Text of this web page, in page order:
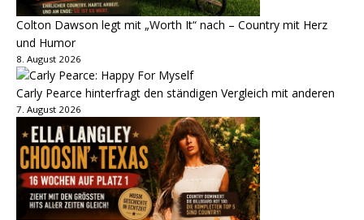
Colton Dawson legt mit „Worth It“ nach – Country mit Herz
und Humor
8. August 2026
Carly Pearce hinterfragt den ständigen Vergleich mit anderen
7. August 2026